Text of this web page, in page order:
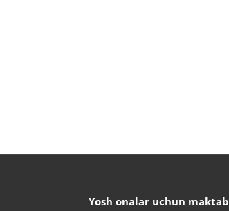
Yosh onalar uchun maktab